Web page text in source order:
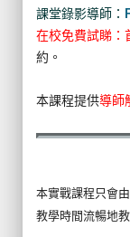
課堂錄影導師：
在校免費試睇：
約。
本課程提供導師
本實戰課程只會
教學時間流暢地